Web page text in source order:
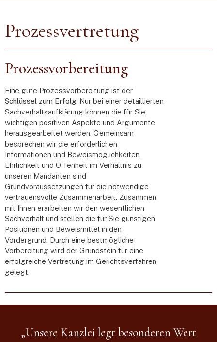
Prozessvertretung
Prozessvorbereitung
Eine gute Prozessvorbereitung ist der
Schlüssel zum Erfolg. Nur bei einer detaillierten
Sachverhaltsaufklärung können die für Sie
wichtigen positiven Aspekte und Argumente
herausgearbeitet werden. Gemeinsam
besprechen wir die erforderlichen
Informationen und Beweismöglichkeiten.
Ehrlichkeit und Offenheit im Verhältnis zu
unseren Mandanten sind
Grundvoraussetzungen für die notwendige
vertrauensvolle Zusammenarbeit. Zusammen
mit Ihnen erarbeiten wir den wesentlichen
Sachverhalt und stellen die für Sie günstigen
Positionen und Beweismittel in den
Vordergrund. Durch eine bestmögliche
Vorbereitung wird der Grundstein für eine
erfolgreiche Vertretung im Gerichtsverfahren
gelegt.
„Unsere Kanzlei legt besonderen Wert